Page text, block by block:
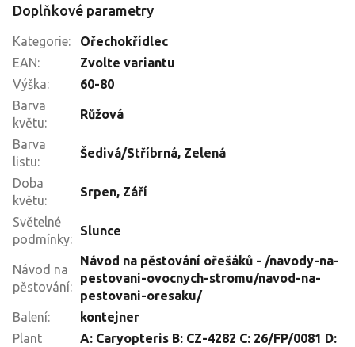
Doplňkové parametry
Kategorie:
Ořechokřídlec
EAN:
Zvolte variantu
Výška:
60-80
Barva
květu:
Růžová
Barva
listu:
Šedivá/Stříbrná, Zelená
Doba
květu:
Srpen, Září
Světelné
podmínky:
Slunce
Návod na
pěstování:
Návod na pěstování ořešáků - /navody-na-
pestovani-ovocnych-stromu/navod-na-
pestovani-oresaku/
Balení:
kontejner
Plant
A: Caryopteris B: CZ-4282 C: 26/FP/0081 D: